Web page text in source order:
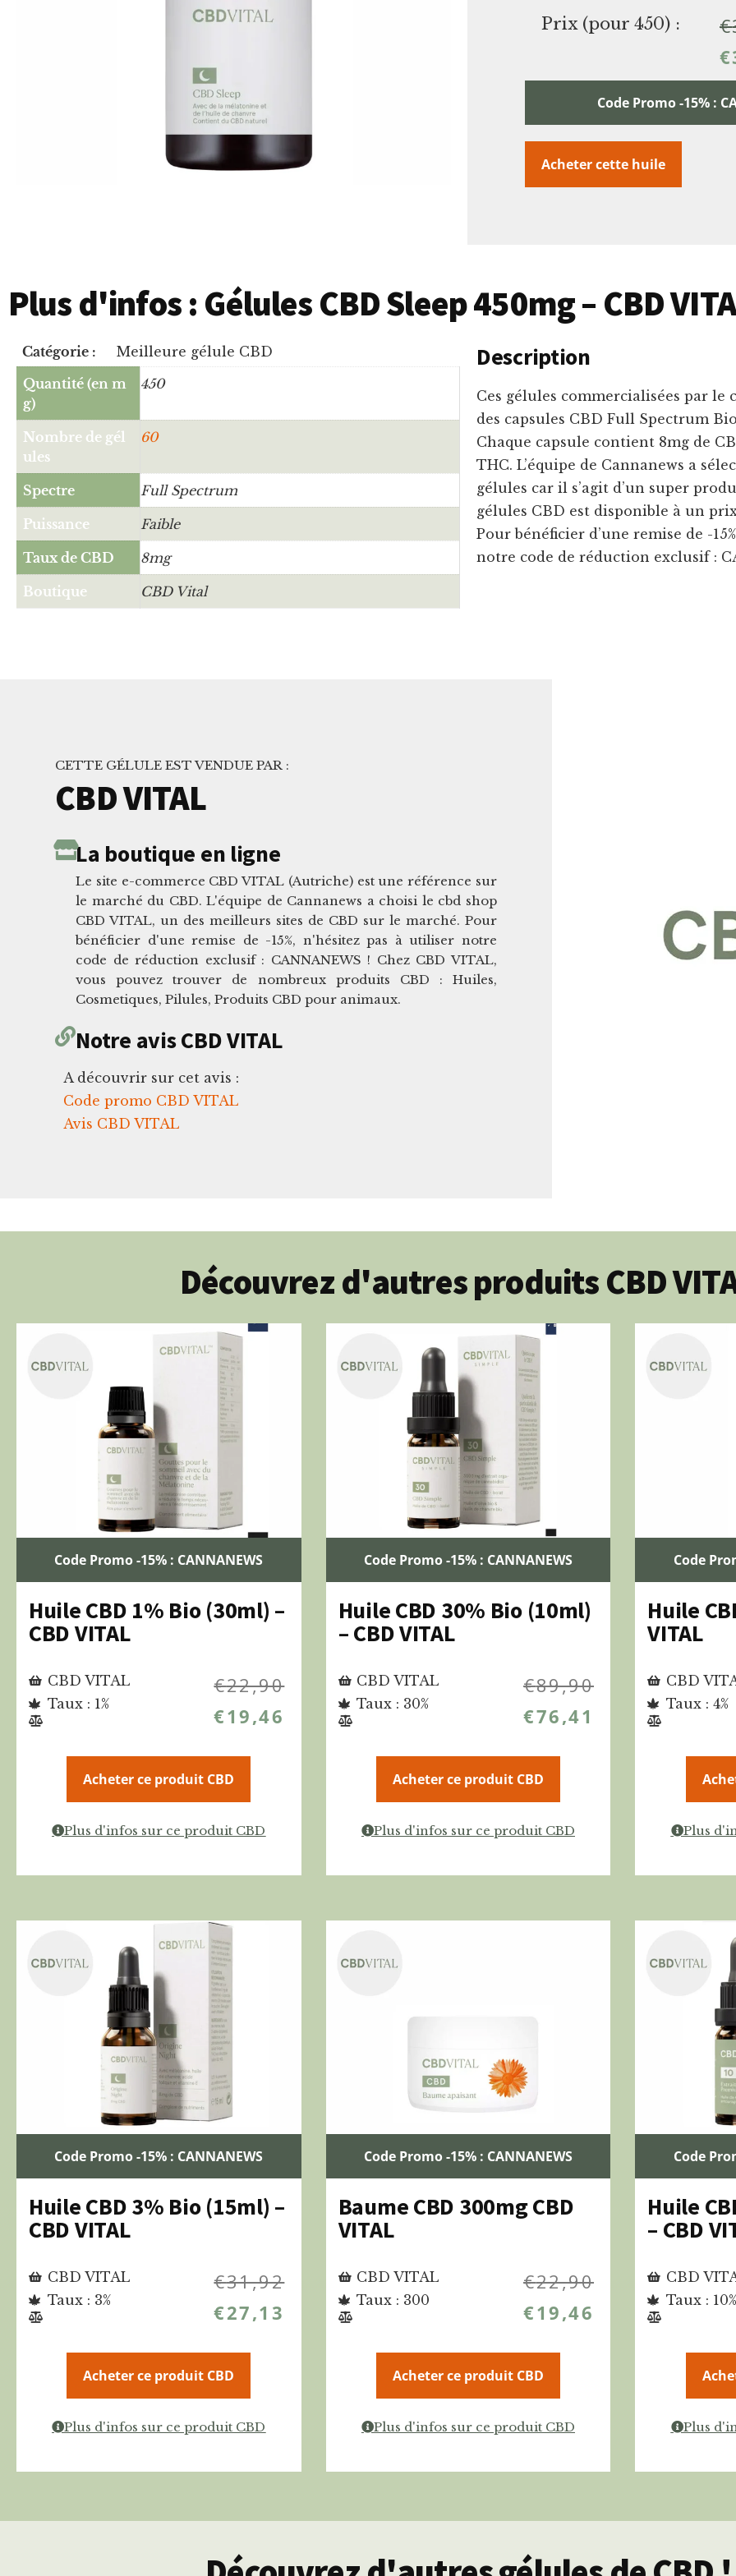
Prix (pour 450) : €
€
Code Promo -15% :
Acheter cette huile
Plus d'infos : Gélules CBD Sleep 450mg – CBD
Catégorie :
Meilleure gélule CBD
Quantité (en m
g)
450
Nombre de gél
ules
60
Spectre Full Spectrum
Puissance Faible
Taux de CBD 8mg
Boutique CBD Vital
Description
Ces gélules commercialisées par le
des capsules CBD Full Spectrum
Chaque capsule contient 8mg de
THC. L’équipe de Cannanews a
gélules car il s’agit d’un super
gélules CBD est disponible à un
Pour bénéficier d’une remise de -
notre code de réduction exclusif :
CETTE GÉLULE EST VENDUE PAR :
CBD VITAL
La boutique en ligne
Le site e-commerce CBD VITAL (Autriche) est une référence sur
le marché du CBD. L'équipe de Cannanews a choisi le cbd shop
CBD VITAL, un des meilleurs sites de CBD sur le marché. Pour
bénéficier d'une remise de -15%, n'hésitez pas à utiliser notre
code de réduction exclusif : CANNANEWS ! Chez CBD VITAL,
vous pouvez trouver de nombreux produits CBD : Huiles,
Cosmetiques, Pilules, Produits CBD pour animaux.
Notre avis CBD VITAL
A découvrir sur cet avis :
Code promo CBD VITAL
Avis CBD VITAL
Découvrez d'autres produits CBD
Code Promo -15% : CANNANEWS
Huile CBD 1% Bio (30ml) –
CBD VITAL
CBD VITAL
Taux : 1%
€22,90
€19,46
Acheter ce produit CBD
Plus d'infos sur ce produit CBD
Code Promo -15% : CANNANEWS
Huile CBD 30% Bio (10ml)
– CBD VITAL
CBD VITAL
Taux : 30%
€89,90
€76,41
Acheter ce produit CBD
Plus d'infos sur ce produit CBD
Code
Huile
VITAL
CBD
Taux : 4%
Plus
Code Promo -15% : CANNANEWS
Huile CBD 3% Bio (15ml) –
CBD VITAL
CBD VITAL
Taux : 3%
€31,92
€27,13
Acheter ce produit CBD
Plus d'infos sur ce produit CBD
Code Promo -15% : CANNANEWS
Baume CBD 300mg CBD
VITAL
CBD VITAL
Taux : 300
€22,90
€19,46
Acheter ce produit CBD
Plus d'infos sur ce produit CBD
Code
Huile
– CBD
CBD
Taux : 10%
Plus